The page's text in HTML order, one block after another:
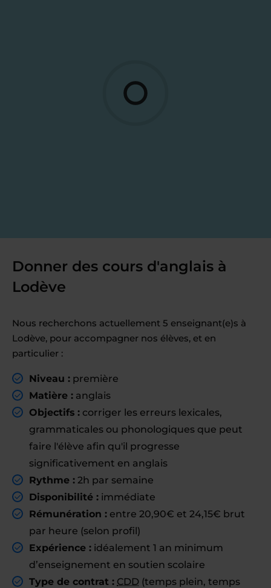
Donner des cours d'anglais à
Lodève
Nous recherchons actuellement 5 enseignant(e)s à
Lodève, pour accompagner nos élèves, et en
particulier :
Niveau : première
Matière : anglais
Objectifs : corriger les erreurs lexicales,
grammaticales ou phonologiques que peut
faire l'élève afin qu'il progresse
significativement en anglais
Rythme : 2h par semaine
Disponibilité : immédiate
Rémunération : entre 20,90€ et 24,15€ brut
par heure (selon profil)
Expérience : idéalement 1 an minimum
d’enseignement en soutien scolaire
Type de contrat : CDD (temps plein, temps